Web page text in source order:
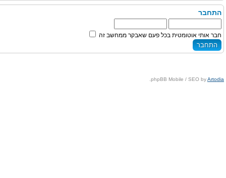
התחבר
חבר אותי אוטומטית בכל פעם שאבקר ממחשב זה
phpBB Mobile / SEO byArtodia